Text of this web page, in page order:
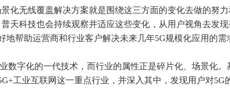
化无线覆盖解决方案就是围绕这三方面的变化去做的努
天科技也会持续观察并适应这些变化，从用户视角去发
地帮助运营商和行业客户解决未来几年5G规模化应用的需
数字化的一代技术，而行业的属性正是碎片化、场景化。
工业互联网这一重点行业，并深入其中，发现用户对5G